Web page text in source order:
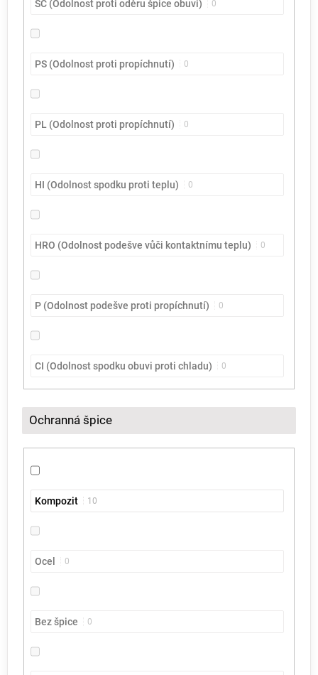
SC (Odolnost proti oděru špice obuvi) 0
PS (Odolnost proti propíchnutí) 0
PL (Odolnost proti propíchnutí) 0
HI (Odolnost spodku proti teplu) 0
HRO (Odolnost podešve vůči kontaktnímu teplu) 0
P (Odolnost podešve proti propíchnutí) 0
CI (Odolnost spodku obuvi proti chladu) 0
Ochranná špice
Kompozit 10
Ocel 0
Bez špice 0